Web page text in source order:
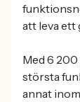
att leva ett
Med 6
största
annat